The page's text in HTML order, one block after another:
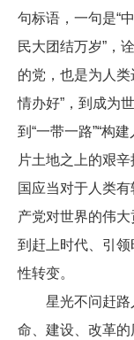
句标语，一句是“
民大团结万岁”，
的党，也是为人类
情办好”，到成为
到“一带一路”“构
片土地之上的艰
国应当对于人类
产党对世界的伟
到赶上时代、引
性转变。
星光不问赶路
命、建设、改革